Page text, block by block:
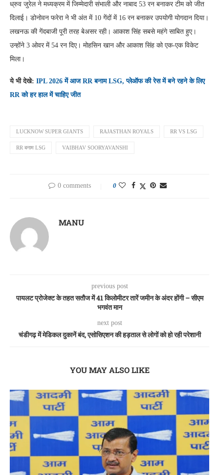
ध्रुव जुरेल ने मध्यक्रम में जिम्मेदारी संभाली और नाबाद 53 रन बनाकर टीम को जीत
दिलाई। डोनोवन फरेरा ने भी अंत में 10 गेंदों में 16 रन बनाकर उपयोगी योगदान दिया।
लखनऊ की गेंदबाजी पूरी तरह बेअसर रही। आकाश सिंह सबसे महंगे साबित हुए।
उन्होंने 3 ओवर में 54 रन दिए। मोहसिन खान और आकाश सिंह को एक-एक विकेट
मिला।
ये भी देखे: IPL 2026 में आज RR बनाम LSG, प्लेऑफ की रेस में बने रहने के लिए
RR को हर हाल में चाहिए जीत
LUCKNOW SUPER GIANTS RAJASTHAN ROYALS RR VS LSG
RR बनाम LSG VAIBHAV SOORYAVANSHI
0 comments 0
MANU
previous post
पायलट प्रोजेक्ट के तहत सतौज में 41 किलोमीटर तारें जमीन के अंदर होंगी – सीएम
भगवंत मान
next post
चंडीगढ़ में मेडिकल दुकानें बंद, एसोसिएशन की हड़ताल से लोगों को हो रही परेशानी
YOU MAY ALSO LIKE